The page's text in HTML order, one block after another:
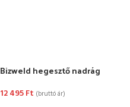
Bizweld hegesztő nadrág
12 495Ft (bruttó ár)